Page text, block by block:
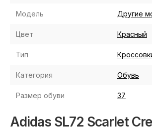
Модель Другие
Цвет Красный
Тип
Категория Обувь
Размер обуви 37
Adidas SL72 Scarlet